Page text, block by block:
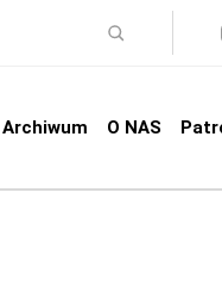
Archiwum O NAS